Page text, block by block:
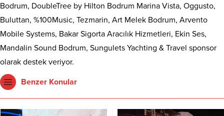
Bodrum, DoubleTree by Hilton Bodrum Marina Vista, Oggusto,
Buluttan, %100Music, Tezmarin, Art Melek Bodrum, Arvento
Mobile Systems, Bakar Sigorta Aracılık Hizmetleri, Ekin Ses,
Mandalin Sound Bodrum, Sungulets Yachting & Travel sponsor
olarak destek veriyor.
Benzer Konular